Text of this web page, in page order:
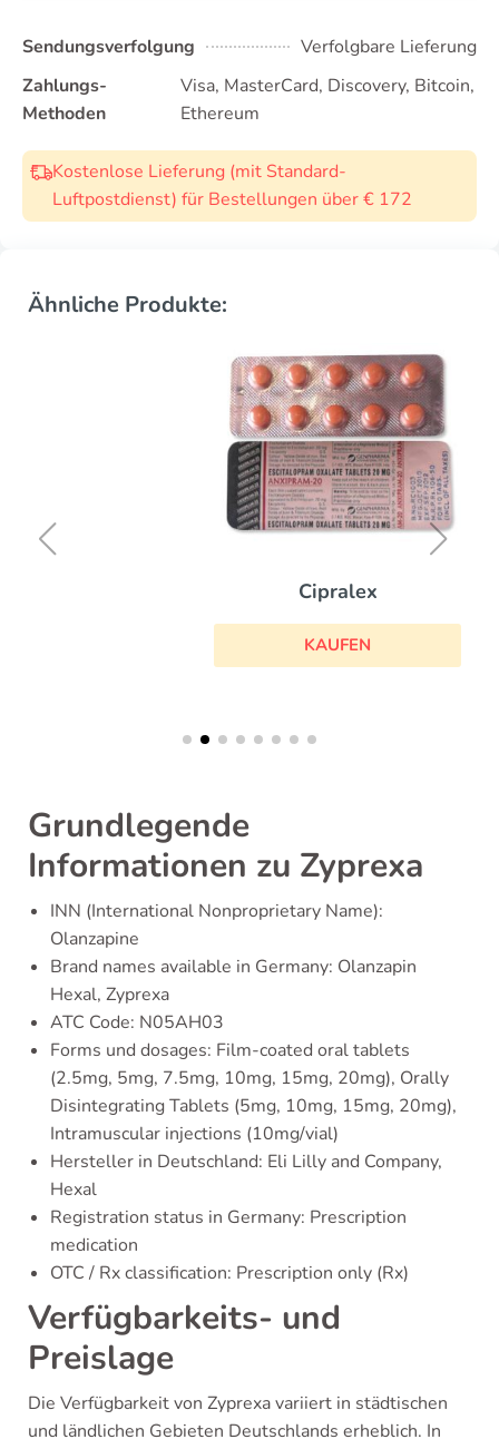
Sendungsverfolgung
Verfolgbare Lieferung
Zahlungs-
Methoden
Visa, MasterCard, Discovery, Bitcoin,
Ethereum
Kostenlose Lieferung (mit Standard-
Luftpostdienst) für Bestellungen über € 172
Ähnliche Produkte:
Grundlegende
Informationen zu Zyprexa
INN (International Nonproprietary Name):
Olanzapine
Brand names available in Germany: Olanzapin
Hexal, Zyprexa
ATC Code: N05AH03
Forms und dosages: Film-coated oral tablets
(2.5mg, 5mg, 7.5mg, 10mg, 15mg, 20mg), Orally
Disintegrating Tablets (5mg, 10mg, 15mg, 20mg),
Intramuscular injections (10mg/vial)
Hersteller in Deutschland: Eli Lilly and Company,
Hexal
Registration status in Germany: Prescription
medication
OTC / Rx classification: Prescription only (Rx)
Verfügbarkeits- und
Preislage
Die Verfügbarkeit von Zyprexa variiert in städtischen
und ländlichen Gebieten Deutschlands erheblich. In